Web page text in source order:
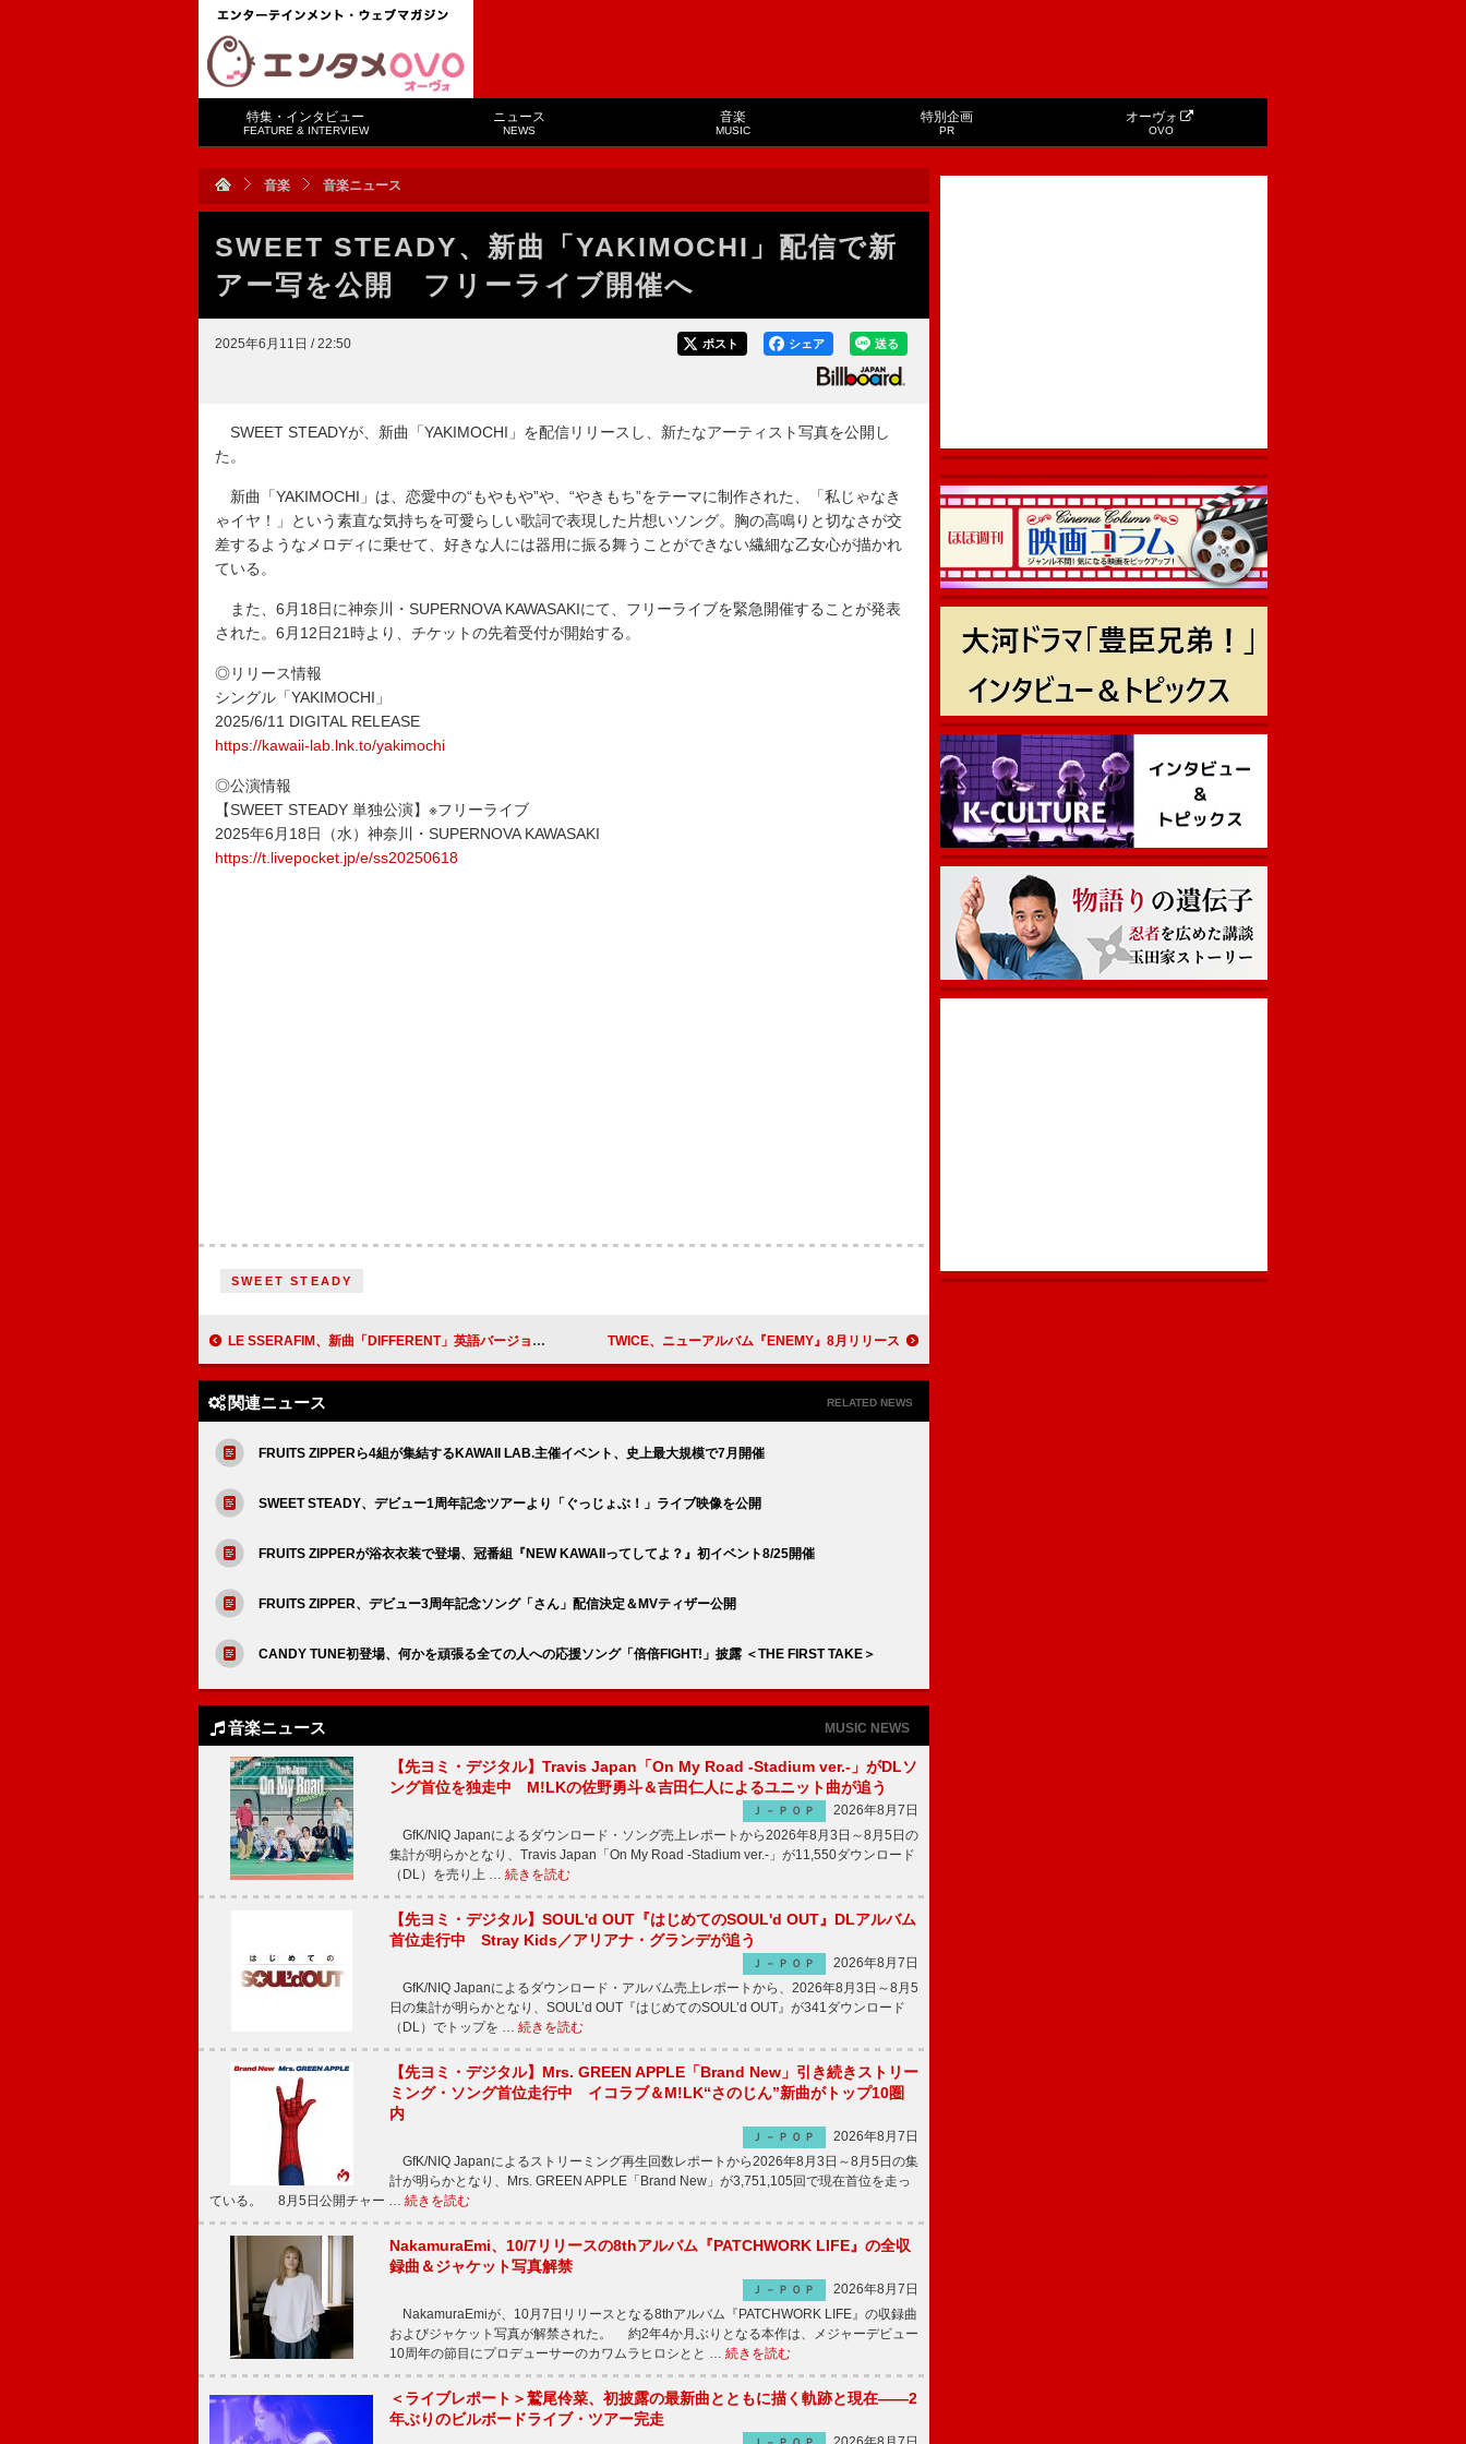
特集・インタビュー
FEATURE & INTERVIEW
ニュース
NEWS
音楽
MUSIC
特別企画
PR
オーヴォ
OVO
音楽 音楽ニュース
SWEET STEADY、新曲「YAKIMOCHI」配信で新
アー写を公開 フリーライブ開催へ
2025年6月11日 / 22:50 送る
シェア
ポスト
SWEET STEADYが、新曲「YAKIMOCHI」を配信リリースし、新たなアーティスト写真を公開し
た。
新曲「YAKIMOCHI」は、恋愛中の“もやもや”や、“やきもち”をテーマに制作された、「私じゃなき
ゃイヤ！」という素直な気持ちを可愛らしい歌詞で表現した片想いソング。胸の高鳴りと切なさが交
差するようなメロディに乗せて、好きな人には器用に振る舞うことができない繊細な乙女心が描かれ
ている。
また、6月18日に神奈川・SUPERNOVA KAWASAKIにて、フリーライブを緊急開催することが発表
された。6月12日21時より、チケットの先着受付が開始する。
◎リリース情報
シングル「YAKIMOCHI」
2025/6/11 DIGITAL RELEASE
https://kawaii-lab.lnk.to/yakimochi
◎公演情報
【SWEET STEADY 単独公演】※フリーライブ
2025年6月18日（水）神奈川・SUPERNOVA KAWASAKI
https://t.livepocket.jp/e/ss20250618
SWEET STEADY
LE SSERAFIM、新曲「DIFFERENT」英語バージョンを配信リリース TWICE、ニューアルバム『ENEMY』8月リリース
関連ニュース RELATED NEWS
FRUITS ZIPPERら4組が集結するKAWAII LAB.主催イベント、史上最大規模で7月開催
SWEET STEADY、デビュー1周年記念ツアーより「ぐっじょぶ！」ライブ映像を公開
FRUITS ZIPPERが浴衣衣装で登場、冠番組『NEW KAWAIIってしてよ？』初イベント8/25開催
FRUITS ZIPPER、デビュー3周年記念ソング「さん」配信決定＆MVティザー公開
CANDY TUNE初登場、何かを頑張る全ての人への応援ソング「倍倍FIGHT!」披露 ＜THE FIRST TAKE＞
音楽ニュース MUSIC NEWS
【先ヨミ・デジタル】Travis Japan「On My Road -Stadium ver.-」がDLソ
ング首位を独走中 M!LKの佐野勇斗＆吉田仁人によるユニット曲が追う
Ｊ－ＰＯＰ
2026年8月7日
GfK/NIQ Japanによるダウンロード・ソング売上レポートから2026年8月3日～8月5日の
集計が明らかとなり、Travis Japan「On My Road -Stadium ver.-」が11,550ダウンロード
（DL）を売り上 … 続きを読む
【先ヨミ・デジタル】SOUL'd OUT『はじめてのSOUL'd OUT』DLアルバム
首位走行中 Stray Kids／アリアナ・グランデが追う
Ｊ－ＰＯＰ
2026年8月7日
GfK/NIQ Japanによるダウンロード・アルバム売上レポートから、2026年8月3日～8月5
日の集計が明らかとなり、SOUL’d OUT『はじめてのSOUL’d OUT』が341ダウンロード
（DL）でトップを … 続きを読む
【先ヨミ・デジタル】Mrs. GREEN APPLE「Brand New」引き続きストリー
ミング・ソング首位走行中 イコラブ＆M!LK“さのじん”新曲がトップ10圏
内
Ｊ－ＰＯＰ
2026年8月7日
GfK/NIQ Japanによるストリーミング再生回数レポートから2026年8月3日～8月5日の集
計が明らかとなり、Mrs. GREEN APPLE「Brand New」が3,751,105回で現在首位を走っ
ている。 8月5日公開チャー … 続きを読む
NakamuraEmi、10/7リリースの8thアルバム『PATCHWORK LIFE』の全収
録曲＆ジャケット写真解禁
Ｊ－ＰＯＰ
2026年8月7日
NakamuraEmiが、10月7日リリースとなる8thアルバム『PATCHWORK LIFE』の収録曲
およびジャケット写真が解禁された。 約2年4か月ぶりとなる本作は、メジャーデビュー
10周年の節目にプロデューサーのカワムラヒロシとと … 続きを読む
＜ライブレポート＞鷲尾伶菜、初披露の最新曲とともに描く軌跡と現在――2
年ぶりのビルボードライブ・ツアー完走